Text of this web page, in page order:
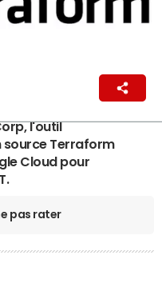
l'outil
source Terraform
Cloud pour
pas rater